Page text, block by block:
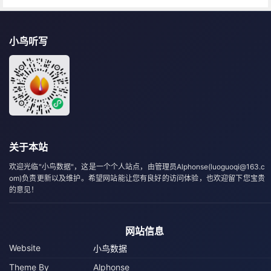
小鸟听写
关于本站
欢迎光临"小鸟数据"，这是一个个人站点，由管理员Alphonse(luoguoqi@163.c
om)负责更新以及维护。希望网站能让您有良好的访问体验，也欢迎留下您宝贵
的意见！
网站信息
Website
小鸟数据
Theme By
Alphonse